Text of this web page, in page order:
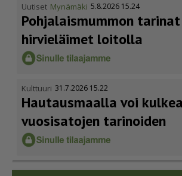
Uutiset Mynämäki 5.8.2026 15.24
Pohja­lais­mummon
hirvieläimet loitolla
Kulttuuri 31.7.2026 15.22
Hautausmaalla voi
vuosisatojen tarinoiden